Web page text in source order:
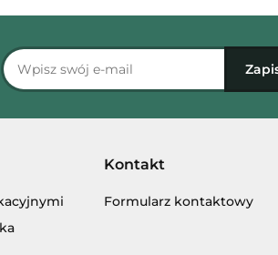
Kontakt
Formularz kontaktowy